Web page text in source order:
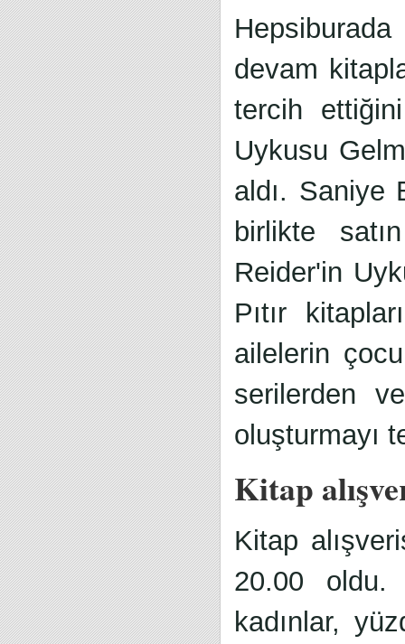
devam
tercih
Uykusu
aldı. Saniye
birlikte
Reider'in
Pıtır
ailelerin
serilerden
oluşturmayı
Kitap
Kitap
20.00 oldu.
kadınlar,